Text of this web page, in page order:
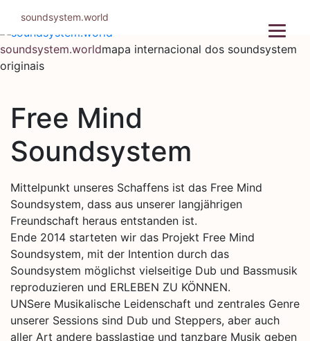
para
conteúdo
soundsystem.worldmapa internacional dos soundsystem
originais
Free Mind
Soundsystem
Mittelpunkt unseres Schaffens ist das Free Mind
Soundsystem, dass aus unserer langjährigen
Freundschaft heraus entstanden ist.
Ende 2014 starteten wir das Projekt Free Mind
Soundsystem, mit der Intention durch das
Soundsystem möglichst vielseitige Dub und Bassmusik
reproduzieren und ERLEBEN ZU KÖNNEN.
UNSere Musikalische Leidenschaft und zentrales Genre
unserer Sessions sind Dub und Steppers, aber auch
aller Art andere basslastige und tanzbare Musik geben
soundsystem.world